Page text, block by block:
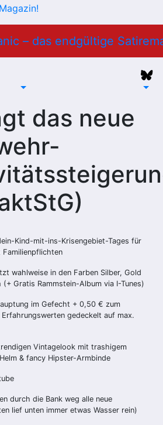
das neue
Kind-mit-ins-Krisengebiet-Tages für
Familienpflichten
wahlweise in den Farben Silber, Gold
Gratis Rammstein-Album via I-Tunes)
im Gefecht + 0,50 € zum
gedeckelt auf max.
Vintagelook mit trashigem
& fancy Hipster-Armbinde
durch die Bank weg alle neue
lief unten immer etwas Wasser rein)